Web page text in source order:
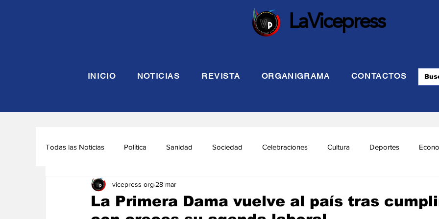
LaVicepress
INICIO NOTICIAS REVISTA ORGANIGRAMA CONTACTOS
Todas las Noticias Política Sanidad Sociedad Celebraciones Cultura Deportes
Seguridad y Defensa Turismo
La Primera Dama vuelve al país tras
vicepress org 28 mar